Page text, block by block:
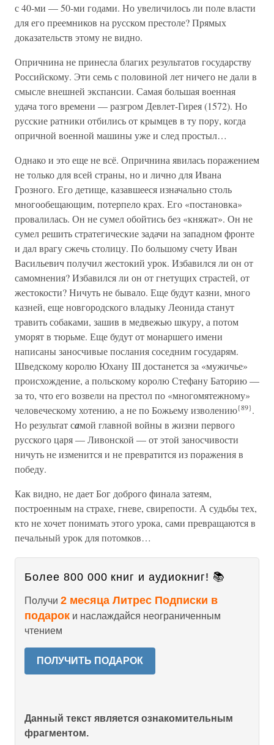
с 40-ми — 50-ми годами. Но увеличилось ли поле власти
для его преемников на русском престоле? Прямых
доказательств этому не видно.
Опричнина не принесла благих результатов государству
Российскому. Эти семь с половиной лет ничего не дали в
смысле внешней экспансии. Самая большая военная
удача того времени — разгром Девлет-Гирея (1572). Но
русские ратники отбились от крымцев в ту пору, когда
опричной военной машины уже и след простыл…
Однако и это еще не всё. Опричнина явилась поражением
не только для всей страны, но и лично для Ивана
Грозного. Его детище, казавшееся изначально столь
многообещающим, потерпело крах. Его «постановка»
провалилась. Он не сумел обойтись без «княжат». Он не
сумел решить стратегические задачи на западном фронте
и дал врагу сжечь столицу. По большому счету Иван
Васильевич получил жестокий урок. Избавился ли он от
самомнения? Избавился ли он от гнетущих страстей, от
жестокости? Ничуть не бывало. Еще будут казни, много
казней, еще новгородского владыку Леонида станут
травить собаками, зашив в медвежью шкуру, а потом
уморят в тюрьме. Еще будут от монаршего имени
написаны заносчивые послания соседним государям.
Шведскому королю Юхану III достанется за «мужичье»
происхождение, а польскому королю Стефану Баторию —
за то, что его возвели на престол по «многомятежному»
человеческому хотению, а не по Божьему изволению{89}.
Но результат самой главной войны в жизни первого
русского царя — Ливонской — от этой заносчивости
ничуть не изменится и не превратится из поражения в
победу.
Как видно, не дает Бог доброго финала затеям,
построенным на страхе, гневе, свирепости. А судьбы тех,
кто не хочет понимать этого урока, сами превращаются в
печальный урок для потомков…
Более 800 000 книг и аудиокниг! 📚
Получи 2 месяца Литрес Подписки в
подарок и наслаждайся неограниченным
чтением
ПОЛУЧИТЬ ПОДАРОК
Данный текст является ознакомительным
фрагментом.